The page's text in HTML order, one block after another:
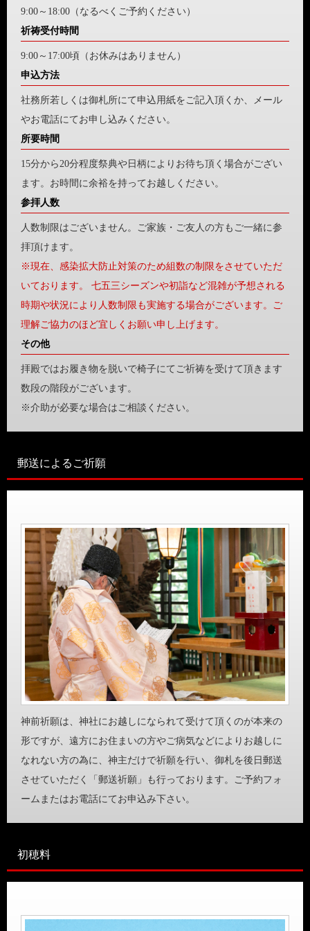
9:00～18:00（なるべくご予約ください）
祈祷受付時間
9:00～17:00頃（お休みはありません）
申込方法
社務所若しくは御札所にて申込用紙をご記入頂くか、メール
やお電話にてお申し込みください。
所要時間
15分から20分程度祭典や日柄によりお待ち頂く場合がござい
ます。お時間に余裕を持ってお越しください。
参拝人数
人数制限はございません。ご家族・ご友人の方もご一緒に参
拝頂けます。
※現在、感染拡大防止対策のため組数の制限をさせていただ
いております。 七五三シーズンや初詣など混雑が予想される
時期や状況により人数制限も実施する場合がございます。ご
理解ご協力のほど宜しくお願い申し上げます。
その他
拝殿ではお履き物を脱いで椅子にてご祈祷を受けて頂きます
数段の階段がございます。
※介助が必要な場合はご相談ください。
郵送によるご祈願
神前祈願は、神社にお越しになられて受けて頂くのが本来の
形ですが、遠方にお住まいの方やご病気などによりお越しに
なれない方の為に、神主だけで祈願を行い、御札を後日郵送
させていただく「郵送祈願」も行っております。ご予約フォ
ームまたはお電話にてお申込み下さい。
初穂料